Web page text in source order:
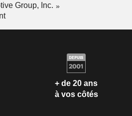
Group, Inc.
+ de 20 ans
à vos côtés